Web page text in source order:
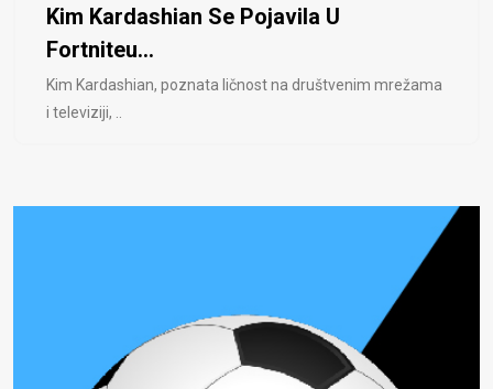
Kim Kardashian Se Pojavila U
Fortniteu...
Kim Kardashian, poznata ličnost na društvenim mrežama
i televiziji, ..